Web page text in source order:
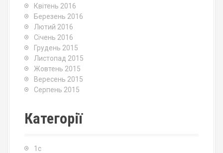
Квітень 2016
Березень 2016
Лютий 2016
Січень 2016
Грудень 2015
Листопад 2015
Жовтень 2015
Вересень 2015
Серпень 2015
Категорії
1c